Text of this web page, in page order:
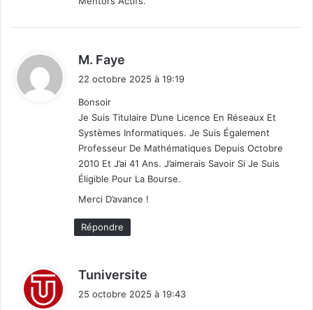
M. Faye
:
22 octobre 2025 à 19:19
Bonsoir
Je Suis Titulaire D’une Licence En Réseaux Et
Systèmes Informatiques. Je Suis Également
Professeur De Mathématiques Depuis Octobre
2010 Et J’ai 41 Ans. J’aimerais Savoir Si Je Suis
Éligible Pour La Bourse.
Merci D’avance !
Répondre
Tuniversite
25 octobre 2025 à 19:43